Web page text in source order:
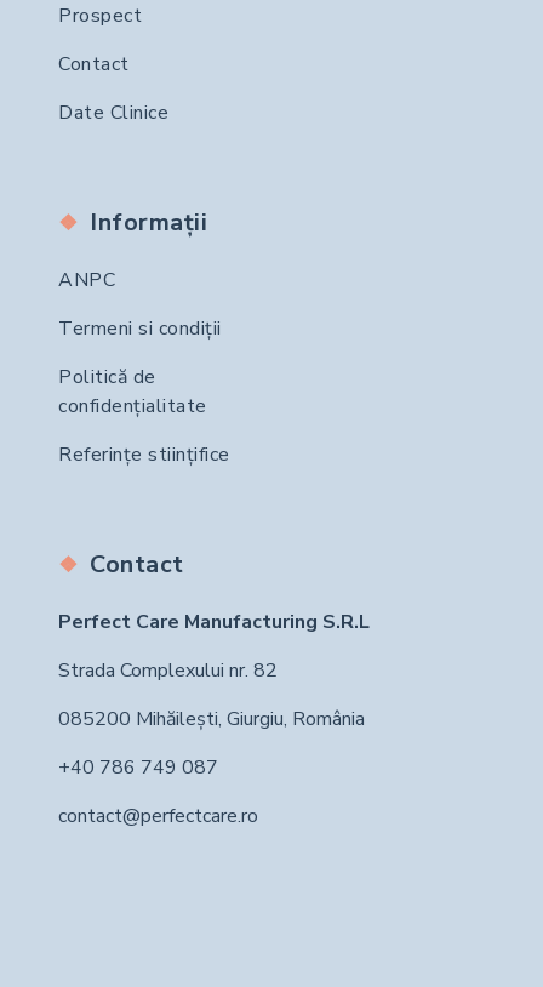
Prospect
Contact
Date Clinice
Informații
ANPC
Termeni si condiții
Politică de
confidențialitate
Referințe stiințifice
Contact
Perfect Care Manufacturing S.R.L
Strada Complexului nr. 82
085200 Mihăilești, Giurgiu, România
+40 786 749 087
contact@perfectcare.ro